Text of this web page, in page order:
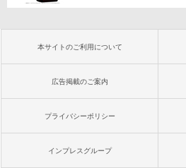
本サイトのご利用について
広告掲載のご案内
プライバシーポリシー
インプレスグループ